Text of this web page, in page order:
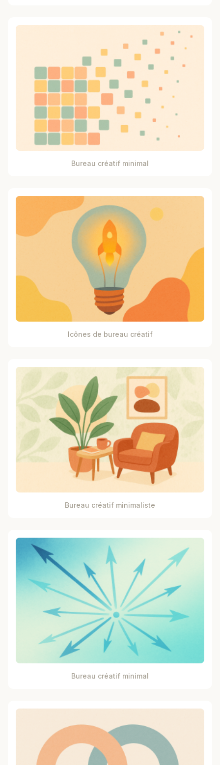
Bureau créatif minimal
Icônes de bureau créatif
Bureau créatif minimaliste
Bureau créatif minimal